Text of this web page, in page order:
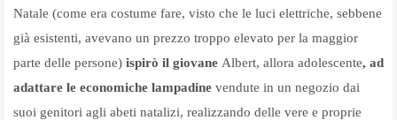
Natale (come era costume fare, visto che le luci elettriche, sebbene
già esistenti, avevano un prezzo troppo elevato per la maggior
parte delle persone) ispirò il giovane Albert, allora adolescente, ad
adattare le economiche lampadine vendute in un negozio dai
suoi genitori agli abeti natalizi, realizzando delle vere e proprie